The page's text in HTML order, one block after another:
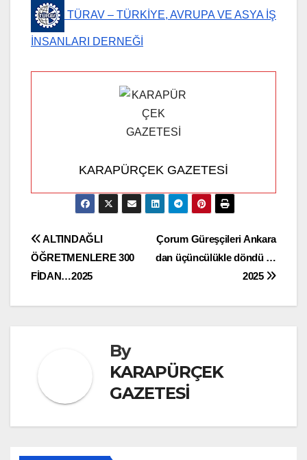
TÜRAV – TÜRKİYE, AVRUPA VE ASYA İŞ
İNSANLARI DERNEĞİ
KARAPÜRÇEK GAZETESİ
Yazı
gezinmesi
Çorum Güreşçileri Ankara
dan üçüncülükle döndü …
2025
ALTINDAĞLI
ÖĞRETMENLERE 300
FİDAN…2025
By
KARAPÜRÇEK
GAZETESİ